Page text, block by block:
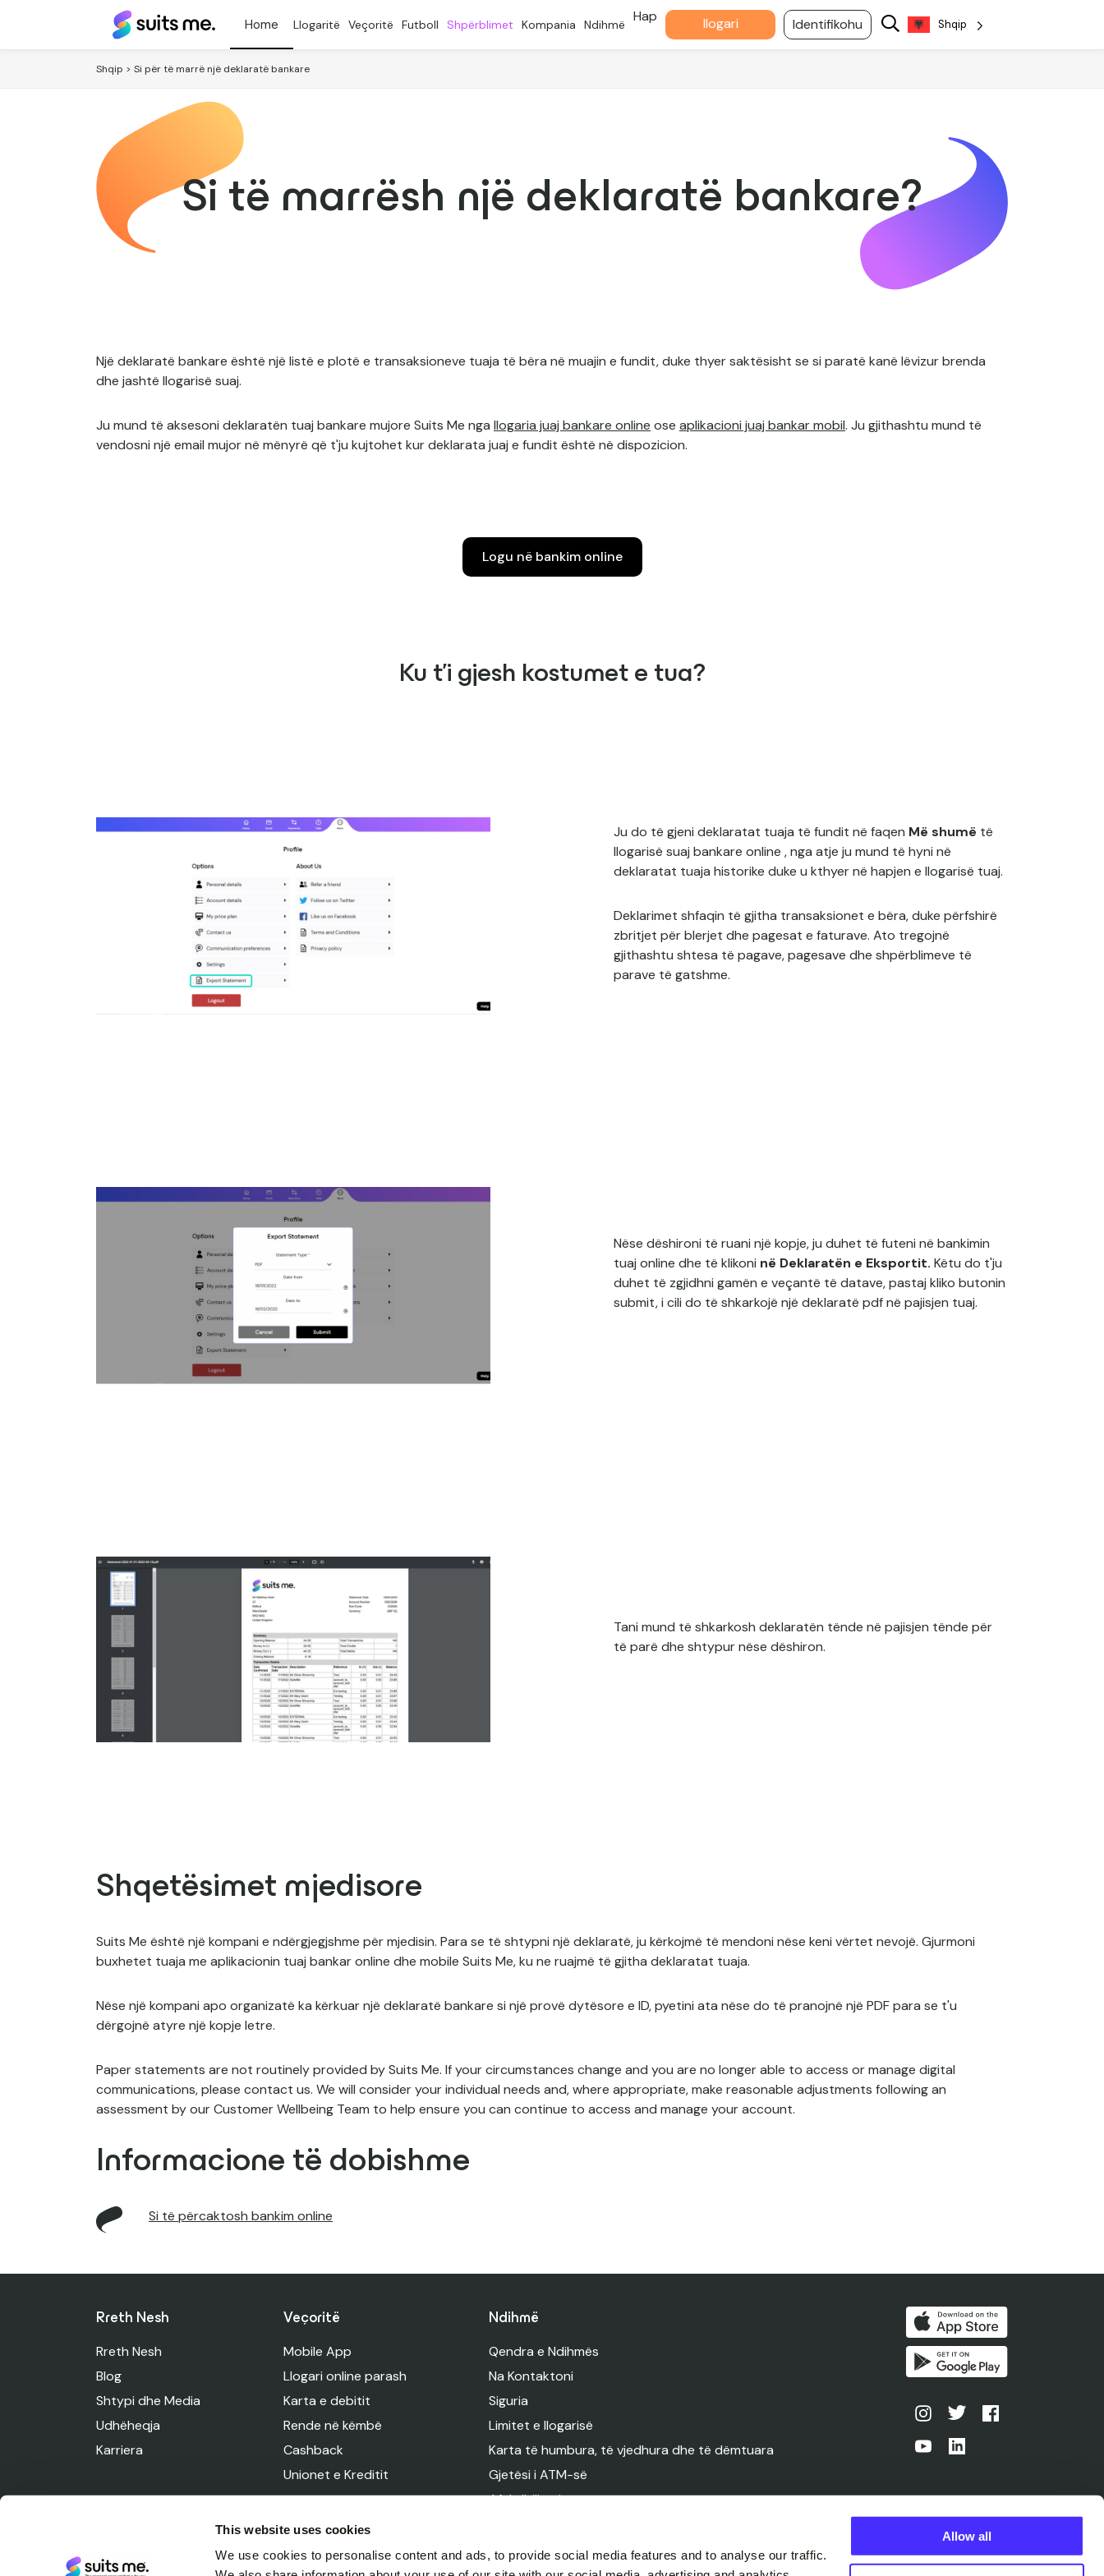
This website uses cookies
We use cookies to personalise content and ads, to provide social media features and to analyse our traffic.
Allow all
Më
Përshtatet® Llogaritë Veçoritë Futboll Shpërblimet Kompania Ndihmë Hap llogari Identifikohu Shqip
Shqip > Si për të marrë një deklaratë bankare
Si të marrësh një deklaratë bankare?
Një deklaratë bankare është një listë e plotë e transaksioneve tuaja të bëra në muajin e fundit, duke thyer saktësisht se si paratë kanë lëvizur brenda
dhe jashtë llogarisë suaj.
Ju mund të aksesoni deklaratën tuaj bankare mujore Suits Me nga llogaria juaj bankare online ose aplikacioni juaj bankar mobil. Ju gjithashtu mund të
vendosni një email mujor në mënyrë që t'ju kujtohet kur deklarata juaj e fundit është në dispozicion.
Logu në bankim online
Ku t'i gjesh kostumet e tua?
Ju do të gjeni deklaratat tuaja të fundit në faqen Më shumë të
llogarisë suaj bankare online , nga atje ju mund të hyni në
deklaratat tuaja historike duke u kthyer në hapjen e llogarisë tuaj.
Deklarimet shfaqin të gjitha transaksionet e bëra, duke përfshirë
zbritjet për blerjet dhe pagesat e faturave. Ato tregojnë
gjithashtu shtesa të pagave, pagesave dhe shpërblimeve të
parave të gatshme.
Nëse dëshironi të ruani një kopje, ju duhet të futeni në bankimin
tuaj online dhe të klikoni në Deklaratën e Eksportit. Këtu do t'ju
duhet të zgjidhni gamën e veçantë të datave, pastaj kliko butonin
submit, i cili do të shkarkojë një deklaratë pdf në pajisjen tuaj.
Tani mund të shkarkosh deklaratën tënde në pajisjen tënde për
të parë dhe shtypur nëse dëshiron.
Shqetësimet mjedisore
Suits Me është një kompani e ndërgjegjshme për mjedisin. Para se të shtypni një deklaratë, ju kërkojmë të mendoni nëse keni vërtet nevojë. Gjurmoni
buxhetet tuaja me aplikacionin tuaj bankar online dhe mobile Suits Me, ku ne ruajmë të gjitha deklaratat tuaja.
Nëse një kompani apo organizatë ka kërkuar një deklaratë bankare si një provë dytësore e ID, pyetini ata nëse do të pranojnë një PDF para se t'u
dërgojnë atyre një kopje letre.
Paper statements are not routinely provided by Suits Me. If your circumstances change and you are no longer able to access or manage digital
communications, please contact us. We will consider your individual needs and, where appropriate, make reasonable adjustments following an
assessment by our Customer Wellbeing Team to help ensure you can continue to access and manage your account.
Informacione të dobishme
Si të përcaktosh bankim online
Rreth Nesh
Rreth Nesh
Blog
Shtypi dhe Media
Udhëheqja
Karriera
Veçoritë
Mobile App
Llogari online parash
Karta e debitit
Rende në këmbë
Cashback
Unionet e Kreditit
Ndihmë
Qendra e Ndihmës
Na Kontaktoni
Siguria
Limitet e llogarisë
Karta të humbura, të vjedhura dhe të dëmtuara
Gjetësi i ATM-së
Afektibiliteti